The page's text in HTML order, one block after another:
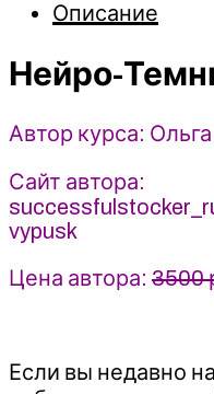
Захарова
(2025)
Описание
Нейро-
Автор курса:
Сайт автора:
vypusk
Цена автора: 3500
Если вы недавно